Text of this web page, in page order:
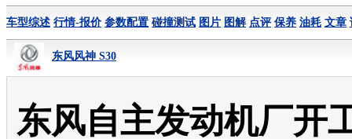
车型综述 行情-报价 参数配置 碰撞测试 图片 图解 点评 保养 油耗 文章
东风风神 S30
东风自主发动机厂开